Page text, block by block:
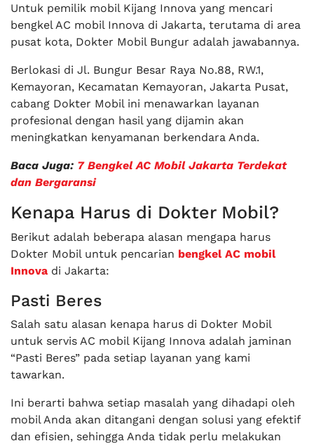
Untuk pemilik mobil Kijang Innova yang mencari
bengkel AC mobil Innova di Jakarta, terutama di area
pusat kota, Dokter Mobil Bungur adalah jawabannya.
Berlokasi di Jl. Bungur Besar Raya No.88, RW.1,
Kemayoran, Kecamatan Kemayoran, Jakarta Pusat,
cabang Dokter Mobil ini menawarkan layanan
profesional dengan hasil yang dijamin akan
meningkatkan kenyamanan berkendara Anda.
Baca Juga: 7 Bengkel AC Mobil Jakarta Terdekat
dan Bergaransi
Kenapa Harus di Dokter Mobil?
Berikut adalah beberapa alasan mengapa harus
Dokter Mobil untuk pencarian bengkel AC mobil
Innova di Jakarta:
Pasti Beres
Salah satu alasan kenapa harus di Dokter Mobil
untuk servis AC mobil Kijang Innova adalah jaminan
“Pasti Beres” pada setiap layanan yang kami
tawarkan.
Ini berarti bahwa setiap masalah yang dihadapi oleh
mobil Anda akan ditangani dengan solusi yang efektif
dan efisien, sehingga Anda tidak perlu melakukan